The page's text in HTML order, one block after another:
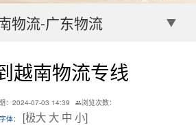
物流-广东物流
越南物流专线
：2024-07-03 14:39
浏览次数：
体：
[极大 大 中 小]